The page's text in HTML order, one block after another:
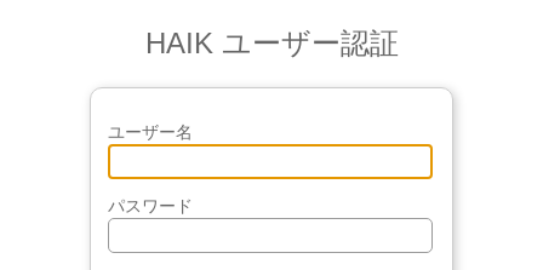
HAIK ユーザー認証
ユーザー名
パスワード